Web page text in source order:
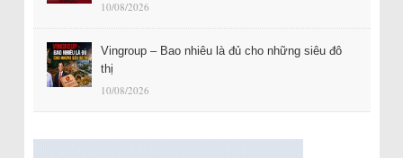
10/08/2026
Vingroup – Bao nhiêu là đủ cho những siêu đô
thị
10/08/2026